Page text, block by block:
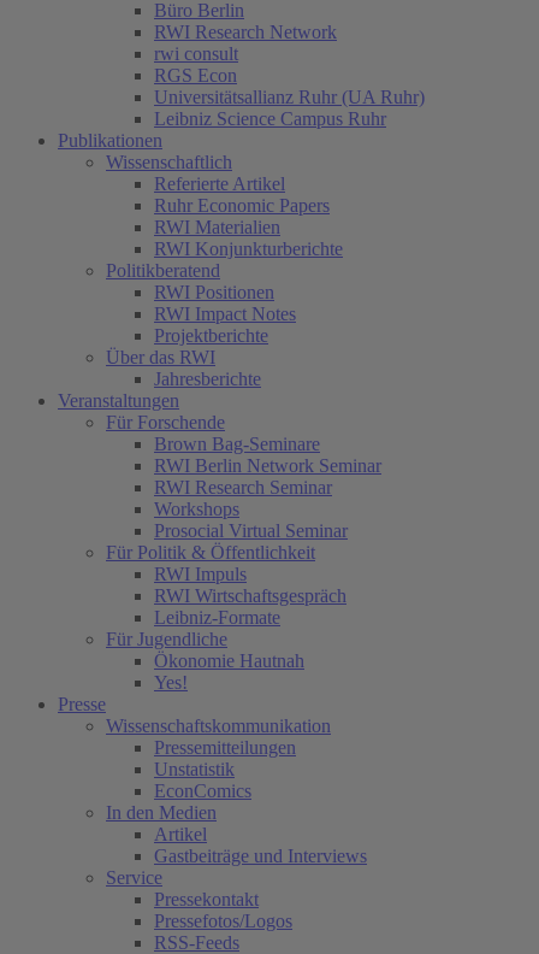
Büro Berlin
RWI Research Network
rwi consult
RGS Econ
Universitätsallianz Ruhr (UA Ruhr)
Leibniz Science Campus Ruhr
Publikationen
Wissenschaftlich
Referierte Artikel
Ruhr Economic Papers
RWI Materialien
RWI Konjunkturberichte
Politikberatend
RWI Positionen
RWI Impact Notes
Projektberichte
Über das RWI
Jahresberichte
Veranstaltungen
Für Forschende
Brown Bag-Seminare
RWI Berlin Network Seminar
RWI Research Seminar
Workshops
Prosocial Virtual Seminar
Für Politik & Öffentlichkeit
RWI Impuls
RWI Wirtschaftsgespräch
Leibniz-Formate
Für Jugendliche
Ökonomie Hautnah
Yes!
Presse
Wissenschaftskommunikation
Pressemitteilungen
Unstatistik
EconComics
In den Medien
Artikel
Gastbeiträge und Interviews
Service
Pressekontakt
Pressefotos/Logos
RSS-Feeds